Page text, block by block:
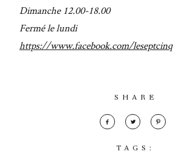
Dimanche 12.00-18.00
Fermé le lundi
https://www.facebook.com/leseptcinq
SHARE
TAGS: